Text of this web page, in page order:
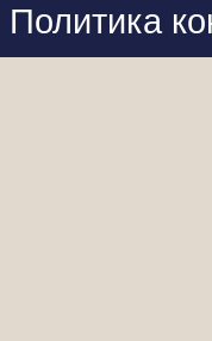
Политика